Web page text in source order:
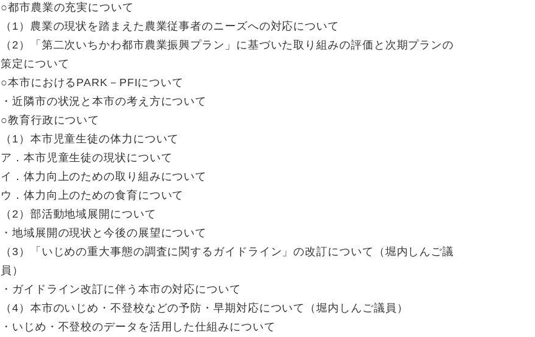
○都市農業の充実について
（1）農業の現状を踏まえた農業従事者のニーズへの対応について
（2）「第二次いちかわ都市農業振興プラン」に基づいた取り組みの評価と次期プランの
策定について
○本市におけるPARK－PFIについて
・近隣市の状況と本市の考え方について
○教育行政について
（1）本市児童生徒の体力について
ア．本市児童生徒の現状について
イ．体力向上のための取り組みについて
ウ．体力向上のための食育について
（2）部活動地域展開について
・地域展開の現状と今後の展望について
（3）「いじめの重大事態の調査に関するガイドライン」の改訂について（堀内しんご議
員）
・ガイドライン改訂に伴う本市の対応について
（4）本市のいじめ・不登校などの予防・早期対応について（堀内しんご議員）
・いじめ・不登校のデータを活用した仕組みについて